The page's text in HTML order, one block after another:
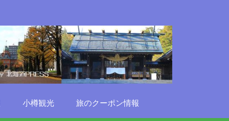
小樽観光 旅のクーポン情報